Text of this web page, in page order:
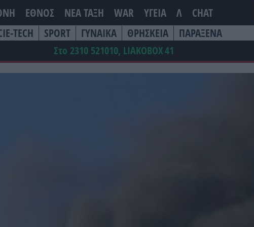
ΕΘΝΟΣ ΝΕΑ ΤΆΞΗ WAR ΥΓΕΙΑ Λ CHAT
TECH SPORT ΓΥΝΑΙΚΑ ΘΡΗΣΚΕΙΑ ΠΑΡΑΞΕΝΑ
Στο 2310 521010, LIAKOBOX41